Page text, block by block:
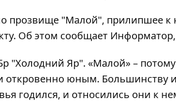
прозвище "Малой", прилипшее к
Об этом сообщает Информатор
"Холодний Яр". «Малой» –
откровенно юным. Большинству
годился, и относились они к